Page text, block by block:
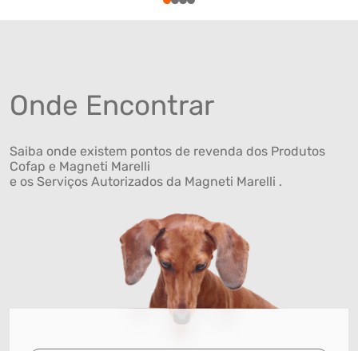
1234
Onde Encontrar
Saiba onde existem pontos de revenda dos Produtos
Cofap e Magneti Marelli
e os Serviços Autorizados da Magneti Marelli .